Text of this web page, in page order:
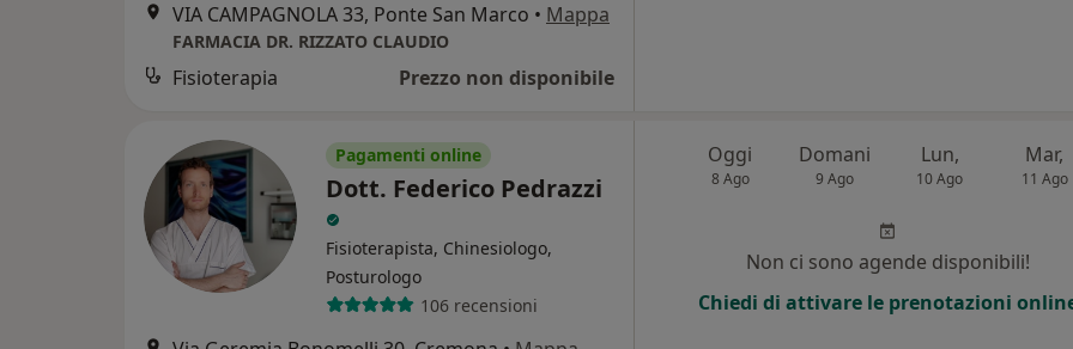
VIA CAMPAGNOLA 33, Ponte San Marco • Mappa
FARMACIA DR. RIZZATO CLAUDIO
Fisioterapia Prezzo non disponibile
Pagamenti online
Dott. Federico Pedrazzi
Fisioterapista, Chinesiologo,
Posturologo
106 recensioni
Oggi
8 Ago
Domani
9 Ago
Lun,
10 Ago
Mar,
11 Ago
Non ci sono agende disponibili!
Chiedi di attivare le prenotazioni